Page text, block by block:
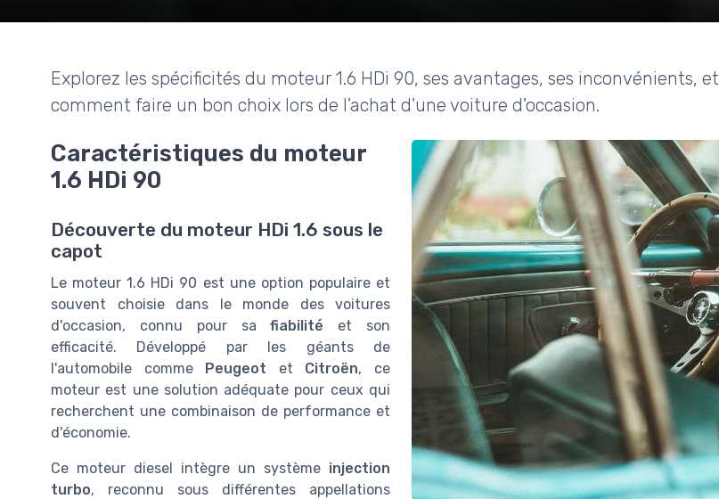
Explorez les spécificités du moteur 1.6 HDi 90, ses avantages, ses inconvénients, et
comment faire un bon choix lors de l'achat d'une voiture d'occasion.
Caractéristiques du moteur
1.6 HDi 90
Découverte du moteur HDi 1.6 sous le
capot
Le moteur 1.6 HDi 90 est une option populaire et
souvent choisie dans le monde des voitures
d'occasion, connu pour safiabilité et son
efficacité. Développé par les géants de
l'automobile comme Peugeot et Citroën, ce
moteur est une solution adéquate pour ceux qui
recherchent une combinaison de performance et
d'économie.
Ce moteur diesel intègre un système injection
turbo, reconnu sous différentes appellations